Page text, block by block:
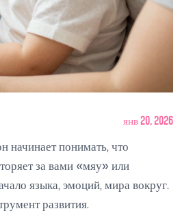
янв 20, 2026
начинает понимать, что
за вами «мяу» или
языка, эмоций, мира вокруг.
развития.